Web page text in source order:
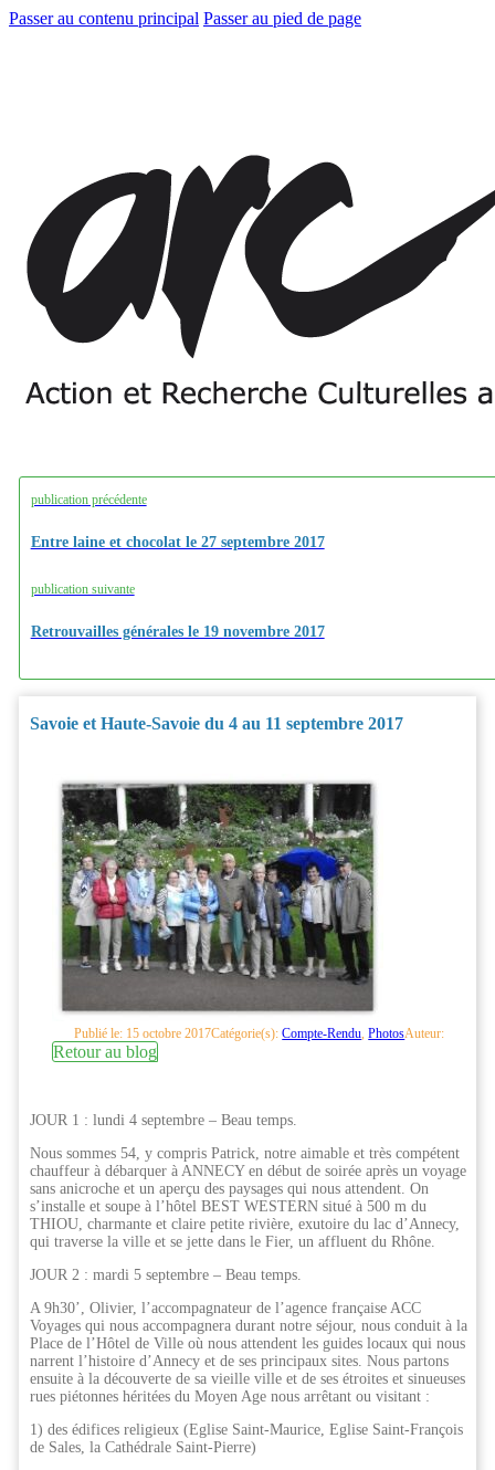
Passer au contenu principal Passer au pied de page
publication précédente
Entre laine et chocolat le 27 septembre 2017
publication suivante
Retrouvailles générales le 19 novembre 2017
Savoie et Haute-Savoie du 4 au 11 septembre 2017
Publié le: 15 octobre 2017Catégorie(s):Compte-Rendu ,PhotosAuteur:
Retour au blog
JOUR 1 : lundi 4 septembre – Beau temps.
Nous sommes 54, y compris Patrick, notre aimable et très compétent
chauffeur à débarquer à ANNECY en début de soirée après un voyage
sans anicroche et un aperçu des paysages qui nous attendent. On
s’installe et soupe à l’hôtel BEST WESTERN situé à 500 m du
THIOU, charmante et claire petite rivière, exutoire du lac d’Annecy,
qui traverse la ville et se jette dans le Fier, un affluent du Rhône.
JOUR 2 : mardi 5 septembre – Beau temps.
A 9h30’, Olivier, l’accompagnateur de l’agence française ACC
Voyages qui nous accompagnera durant notre séjour, nous conduit à la
Place de l’Hôtel de Ville où nous attendent les guides locaux qui nous
narrent l’histoire d’Annecy et de ses principaux sites. Nous partons
ensuite à la découverte de sa vieille ville et de ses étroites et sinueuses
rues piétonnes héritées du Moyen Age nous arrêtant ou visitant :
1) des édifices religieux (Eglise Saint-Maurice, Eglise Saint-François
de Sales, la Cathédrale Saint-Pierre)